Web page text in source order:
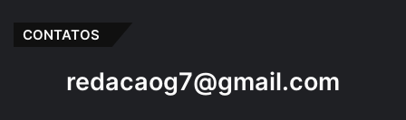
CONTATOS
redacaog7@gmail.com